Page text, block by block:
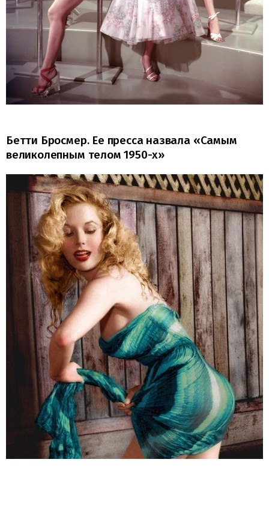
Бетти Бросмер. Ее пресса назвала «Самым
великолепным телом 1950-х»